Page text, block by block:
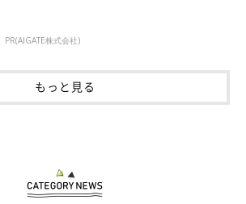
、次女がついに抗議をしました。
PR(AIGATE株式会社)
もっと見る